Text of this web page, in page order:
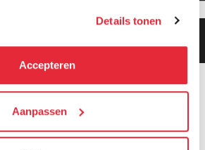
combineren met informatie die zij
het gebruik van hun diensten. Je
alleen noodzakelijke
met21 derden
die uw gegevens
verwerken.
Details tonen
Accepteren
Aanpassen
gemiddeld!